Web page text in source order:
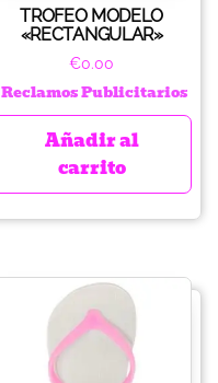
TROFEO MODELO
«RECTANGULAR»
€0.00
Reclamos Publicitarios
Añadir al
carrito